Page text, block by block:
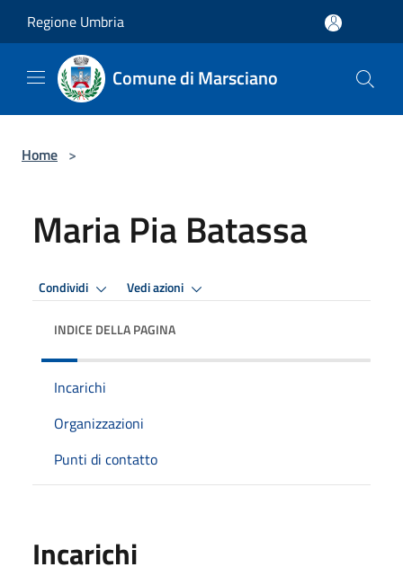
Regione Umbria
Comune di Marsciano
Home >
Maria Pia Batassa
Condividi Vedi azioni
INDICE DELLA PAGINA
Incarichi
Organizzazioni
Punti di contatto
Incarichi